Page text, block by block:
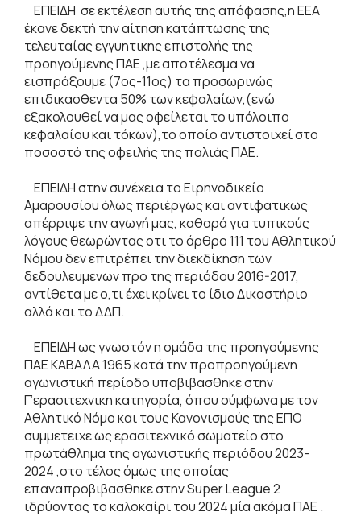
ΕΠΕΙΔΗ σε εκτέλεση αυτής της απόφασης,η ΕΕΑ
έκανε δεκτή την αίτηση κατάπτωσης της
τελευταίας εγγυητικης επιστολής της
προηγούμενης ΠΑΕ ,με αποτέλεσμα να
εισπράξουμε (7ος-11ος) τα προσωρινώς
επιδικασθεντα 50% των κεφαλαίων,(ενώ
εξακολουθεί να μας οφείλεται το υπόλοιπο
κεφαλαίου και τόκων),το οποίο αντιστοιχεί στο
ποσοστό της οφειλής της παλιάς ΠΑΕ.
ΕΠΕΙΔΗ στην συνέχεια το Ειρηνοδικείο
Αμαρουσίου όλως περιέργως και αντιφατικως
απέρριψε την αγωγή μας, καθαρά για τυπικούς
λόγους θεωρώντας οτι το άρθρο 111 του Αθλητικού
Νόμου δεν επιτρέπει την διεκδίκηση των
δεδουλευμενων προ της περιόδου 2016-2017,
αντίθετα με ο,τι έχει κρίνει το ίδιο Δικαστήριο
αλλά και το ΔΔΠ.
ΕΠΕΙΔΗ ως γνωστόν η ομάδα της προηγούμενης
ΠΑΕ ΚΑΒΑΛΑ 1965 κατά την προπροηγούμενη
αγωνιστική περίοδο υποβιβασθηκε στην
Γ’ερασιτεχνικη κατηγορία, όπου σύμφωνα με τον
Αθλητικό Νόμο και τους Κανονισμούς της ΕΠΟ
συμμετειχε ως ερασιτεχνικό σωματείο στο
πρωτάθλημα της αγωνιστικής περιόδου 2023-
2024 ,στο τέλος όμως της οποίας
επαναπροβιβασθηκε στην Super League 2
ιδρύοντας το καλοκαίρι του 2024 μία ακόμα ΠΑΕ .